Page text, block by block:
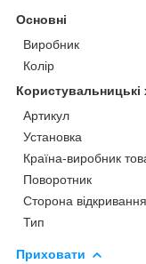
Основні
Виробник
Колір
Користувальницькі
Артикул
Установка
Країна-виробник
Поворотник
Сторона відкривання
Тип
Приховати